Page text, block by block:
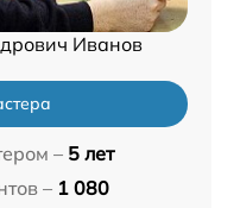
Иванов
– 5 лет
– 1 080